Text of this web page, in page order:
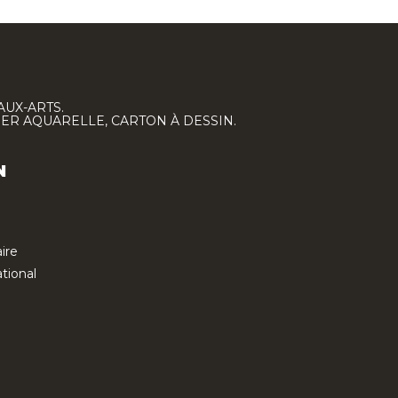
ARTS.
AQUARELLE, CARTON À DESSIN.